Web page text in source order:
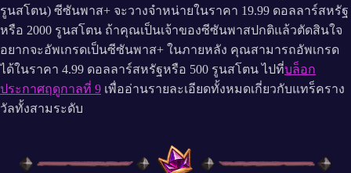
รูนสโตน) ซีซันพาส+ จะวางจำหน่ายในราคา 19.99 ดอลลาร์สหรัฐ
หรือ 2000 รูนสโตน ถ้าคุณเป็นเจ้าของซีซันพาสปกติแล้วตัดสินใจ
อยากจะอัพเกรดเป็นซีซันพาส+ ในภายหลัง คุณสามารถอัพเกรด
ได้ในราคา 4.99 ดอลลาร์สหรัฐหรือ 500 รูนสโตน ไปที่บล็อก
ประกาศฤดูกาลที่ 9 เพื่ออ่านรายละเอียดทั้งหมดเกี่ยวกับแทร็คราง
วัลทั้งสามระดับ